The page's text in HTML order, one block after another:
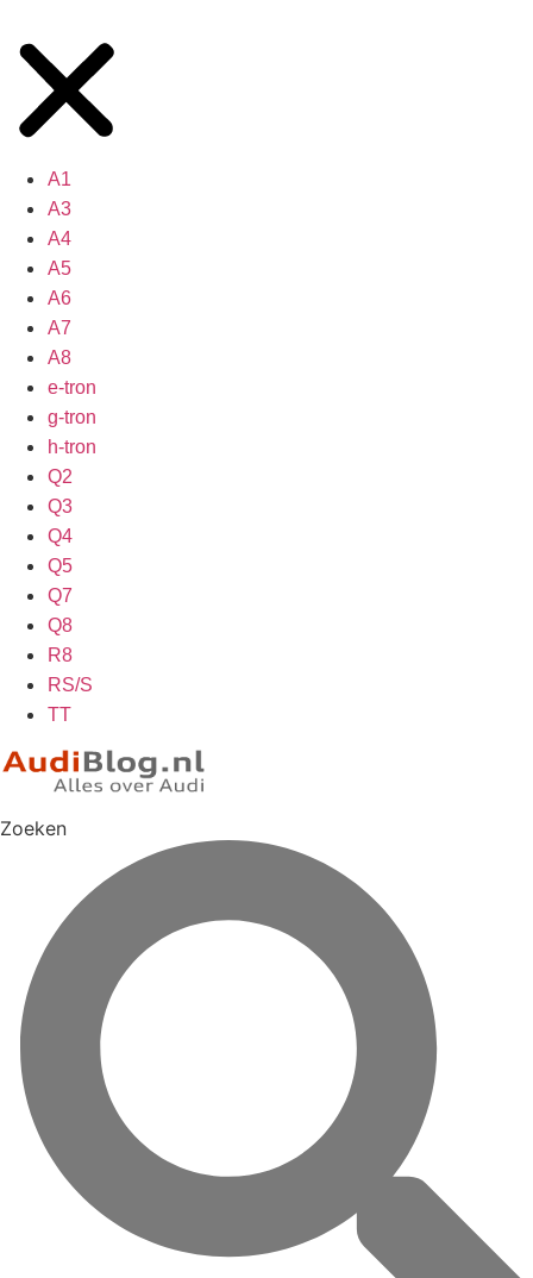
A1
A3
A4
A5
A6
A7
A8
e-tron
g-tron
h-tron
Q2
Q3
Q4
Q5
Q7
Q8
R8
RS/S
TT
Zoeken